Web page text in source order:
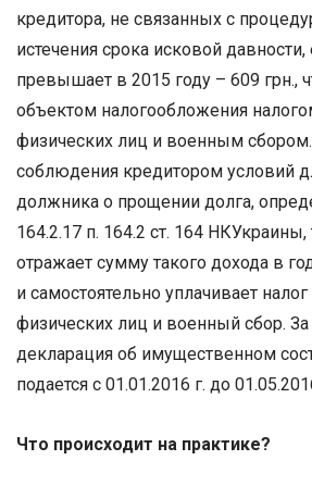
кредитора, не связанных с
истечения срока исковой
превышает в 2015 году – 609 грн.,
объектом налогообложения
физических лиц и военным
соблюдения кредитором условий
должника о прощении долга,
164.2.17 п. 164.2 ст. 164
отражает сумму такого дохода в
и самостоятельно уплачивает
физических лиц и военный сбор. За
декларация об имущественном
подается с 01.01.2016 г. до
Что происходит на практике?